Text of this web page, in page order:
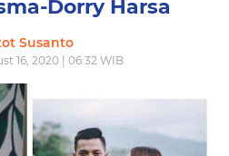
Dorry Harsa
Susanto
16, 2020 | 06:32 WIB